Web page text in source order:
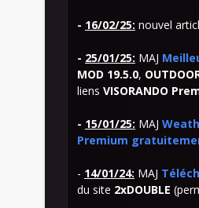
- 16/02/25: nouvel
- 25/01/25: MAJ
MOD 19.5.0,
liens VISORANDO
- 15/01/25: MAJ
Premium
- 14/01/24: MAJ
du site 2xDOUBLE